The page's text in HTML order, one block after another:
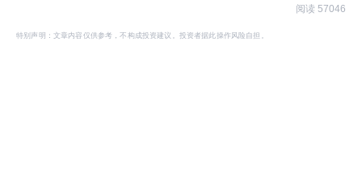
阅读 57046
特别声明：文章内容仅供参考，不构成投资建议。投资者据此操作风险自担。